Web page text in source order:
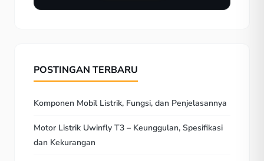
POSTINGAN TERBARU
Komponen Mobil Listrik, Fungsi, dan Penjelasannya
Motor Listrik Uwinfly T3 – Keunggulan, Spesifikasi
dan Kekurangan